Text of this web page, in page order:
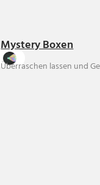
Mystery Boxen
Überraschen lassen und